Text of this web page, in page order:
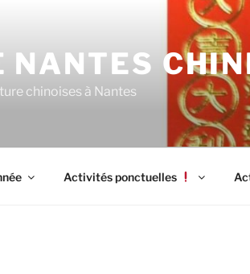
NANTES
chinoises à Nantes
Activités ponctuelles